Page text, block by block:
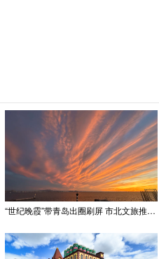
“世纪晚霞”带青岛出圈刷屏 市北文旅推出精品线路